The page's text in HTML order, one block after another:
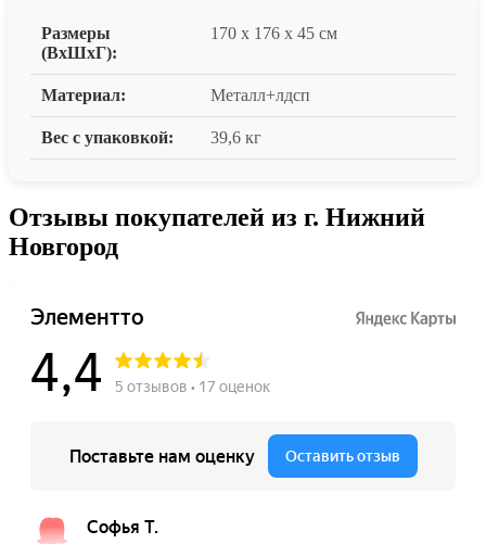
Размеры
(ВxШxГ):
170 x 176 x 45 см
Материал: Металл+лдсп
Вес с упаковкой: 39,6 кг
Отзывы покупателей из г. Нижний
Новгород